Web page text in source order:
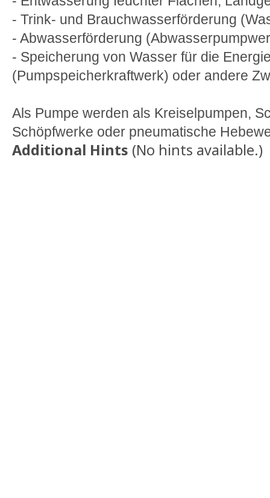
- Trink- und Brauchwasserförderung
- Abwasserförderung
- Speicherung von Wasser für die
(Pumpspeicherkraftwerk) oder andere
Als Pumpe werden als Kreiselpumpen,
Schöpfwerke oder pneumatische
Additional Hints (No hints available.)